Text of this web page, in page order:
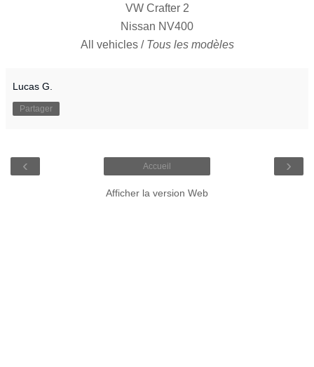
VW Crafter 2
Nissan NV400
All vehicles / Tous les modèles
Lucas G.
Partager
‹ ›
Accueil
Afficher la version Web